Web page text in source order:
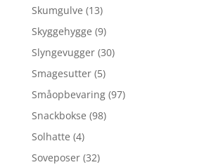
Skumgulve (13)
Skyggehygge (9)
Slyngevugger (30)
Smagesutter (5)
Småopbevaring (97)
Snackbokse (98)
Solhatte (4)
Soveposer (32)